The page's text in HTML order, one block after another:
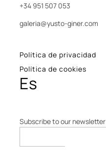
+34 951 507 053
galeria@yusto-giner.com
Política de privacidad
Política de cookies
Es
Subscribe to our newsletter